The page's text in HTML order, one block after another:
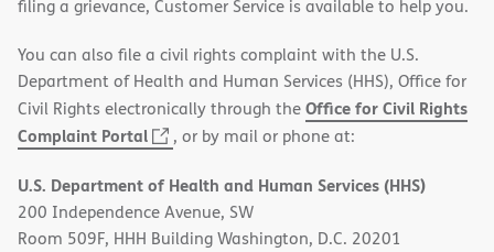
filing a grievance, Customer Service is available to help you.
You can also file a civil rights complaint with the U.S.
Department of Health and Human Services (HHS), Office for
Civil Rights electronically through theOffice for Civil Rights
Complaint Portal
(opens
new
window)
, or by mail or phone at:
U.S. Department of Health and Human Services (HHS)
200 Independence Avenue, SW
Room 509F, HHH Building Washington, D.C. 20201